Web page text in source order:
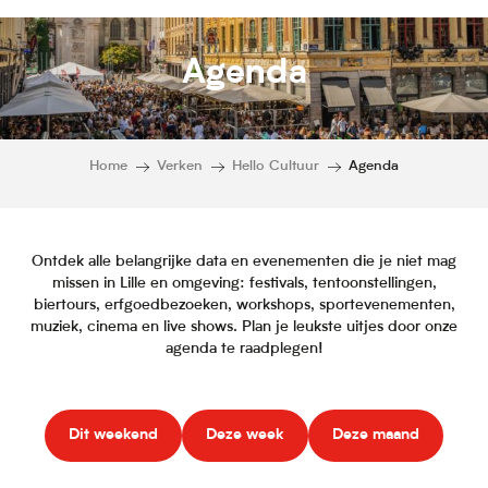
Agenda
Home Verken Hello Cultuur Agenda
Ontdek alle belangrijke data en evenementen die je niet mag
missen in Lille en omgeving: festivals, tentoonstellingen,
biertours, erfgoedbezoeken, workshops, sportevenementen,
muziek, cinema en live shows. Plan je leukste uitjes door onze
agenda te raadplegen!
Dit weekend Deze week Deze maand